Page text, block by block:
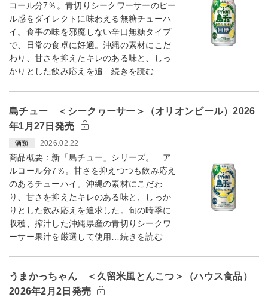
コール分7％。青切りシークワーサーのピー
ル感をダイレクトに味わえる無糖チューハ
イ。食事の味を邪魔しない辛口無糖タイプ
で、日常の食卓に好適。沖縄の素材にこだ
わり、甘さを抑えたキレのある味と、しっ
かりとした飲み応えを追…続きを読む
島チュー ＜シークヮーサー＞（オリオンビール）2026
年1月27日発売
酒類 2026.02.22
商品概要：新「島チュー」シリーズ。 ア
ルコール分7％。甘さを抑えつつも飲み応え
のあるチューハイ。沖縄の素材にこだわ
り、甘さを抑えたキレのある味と、しっか
りとした飲み応えを追求した。旬の時季に
収穫、搾汁した沖縄県産の青切りシークワ
ーサー果汁を厳選して使用…続きを読む
うまかっちゃん ＜久留米風とんこつ＞（ハウス食品）
2026年2月2日発売